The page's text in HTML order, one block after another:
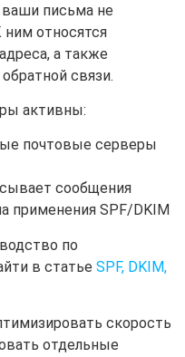
письма не
ним относятся
а также
связи.
активны:
почтовые серверы
сообщения
применения SPF/DKIM
по
в статье SPF, DKIM,
скорость
отдельные